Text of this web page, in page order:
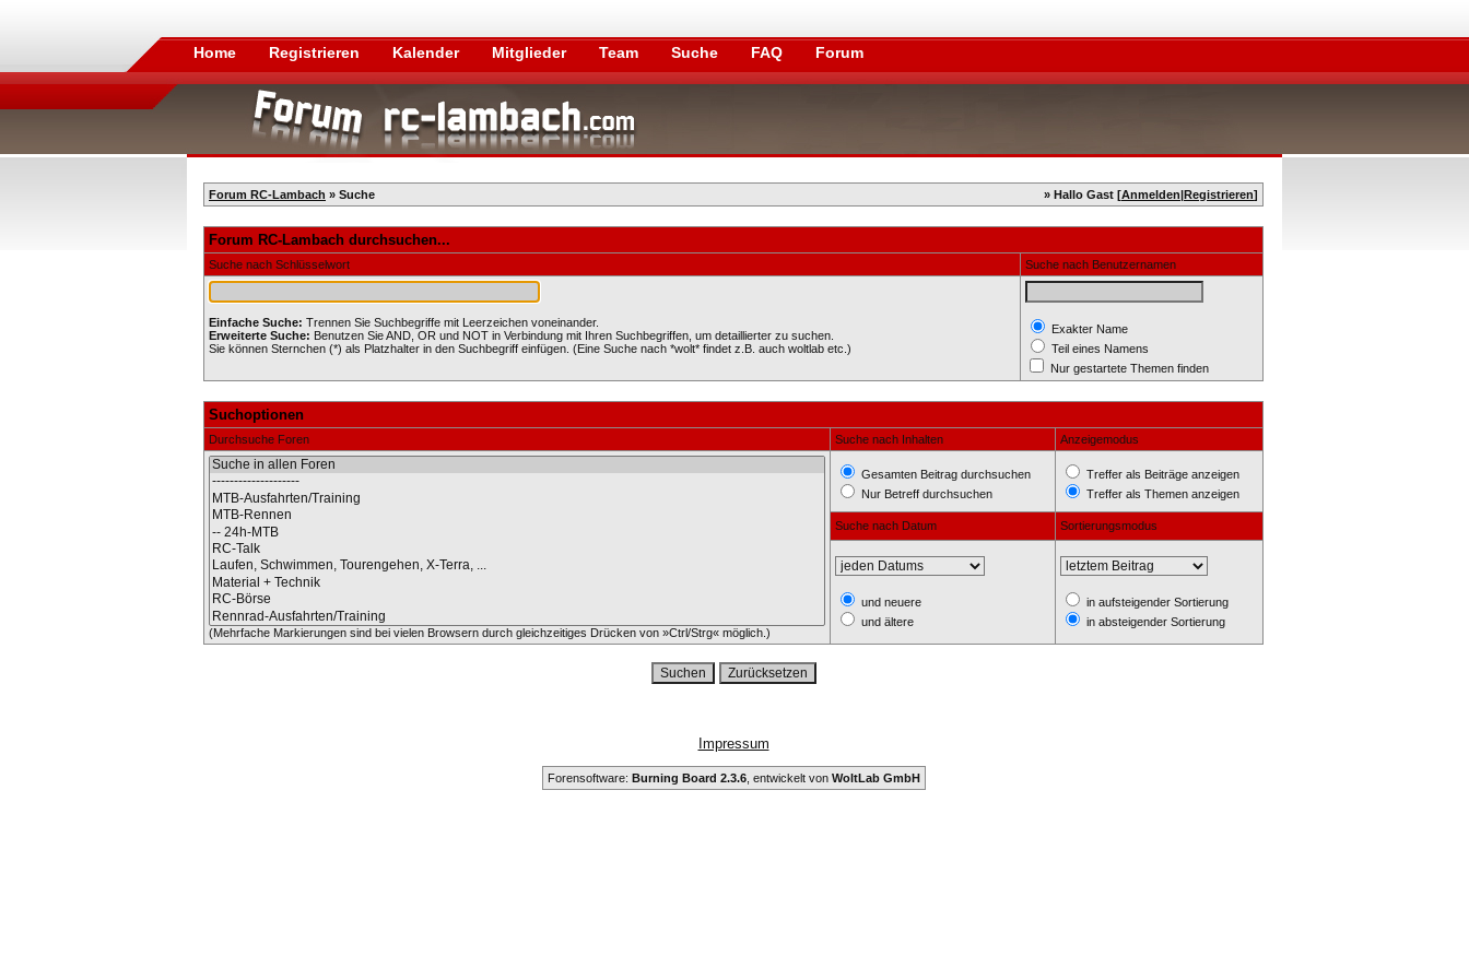
Home Registrieren Kalender Mitglieder Team Suche FAQ Forum
Forum RC-Lambach » Suche » Hallo Gast [Anmelden|Registrieren]
Forum RC-Lambach durchsuchen...
Suche nach Schlüsselwort Suche nach Benutzernamen
Einfache Suche: Trennen Sie Suchbegriffe mit Leerzeichen voneinander.
Erweiterte Suche: Benutzen Sie AND, OR und NOT in Verbindung mit Ihren Suchbegriffen, um detaillierter zu suchen.
Sie können Sternchen (*) als Platzhalter in den Suchbegriff einfügen. (Eine Suche nach *wolt* findet z.B. auch woltlab etc.)
Exakter Name
Teil eines Namens
Nur gestartete Themen finden
Suchoptionen
Durchsuche Foren Suche nach Inhalten Anzeigemodus
(Mehrfache Markierungen sind bei vielen Browsern durch gleichzeitiges Drücken von »Ctrl/Strg« möglich.)
Gesamten Beitrag durchsuchen
Nur Betreff durchsuchen
Treffer als Beiträge anzeigen
Treffer als Themen anzeigen
Suche nach Datum Sortierungsmodus
und neuere
und ältere
in aufsteigender Sortierung
in absteigender Sortierung
Impressum
Forensoftware: Burning Board 2.3.6, entwickelt von WoltLab GmbH